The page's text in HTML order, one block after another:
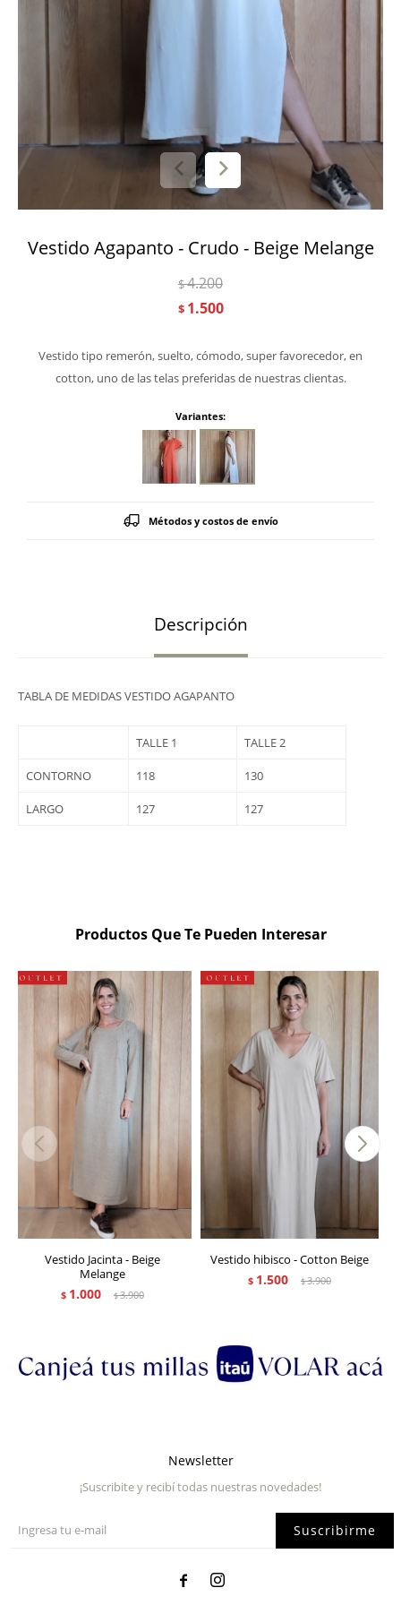
Vestido Agapanto - Crudo - Beige Melange
$ 1.500
$4.200
Vestido tipo remerón, suelto, cómodo, super favorecedor, en
cotton, uno de las telas preferidas de nuestras clientas.
Variantes:
Métodos y costos de envío
Descripción
TABLA DE MEDIDAS VESTIDO AGAPANTO
TALLE 1 TALLE 2
CONTORNO 118 130
LARGO 127 127
Productos Que Te Pueden Interesar
Vestido Jacinta - Beige
Melange
$ 1.000 $3.900
Vestido hibisco - Cotton Beige
$ 1.500 $3.900
Newsletter
¡Suscribite y recibí todas nuestras novedades!
Suscribirme
 